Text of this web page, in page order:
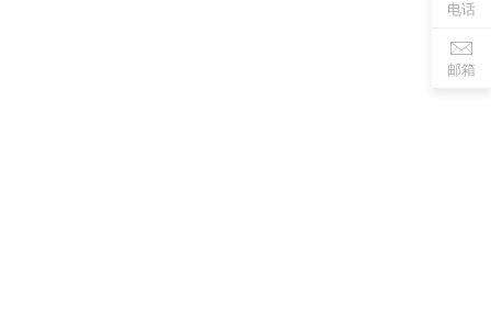
电话
邮箱